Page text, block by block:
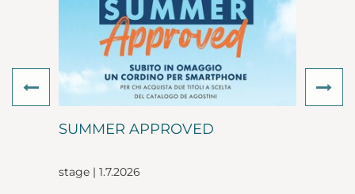
SUMMER APPROVED
stage | 1.7.2026
Previous